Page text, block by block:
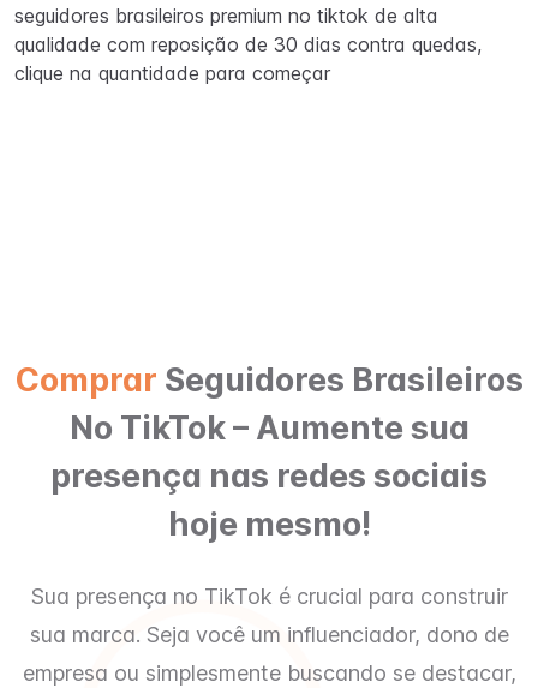
seguidores brasileiros premium no tiktok de alta
qualidade com reposição de 30 dias contra quedas,
clique na quantidade para começar
Comprar Seguidores Brasileiros
No TikTok – Aumente sua
presença nas redes sociais
hoje mesmo!
Sua presença no TikTok é crucial para construir
sua marca. Seja você um influenciador, dono de
empresa ou simplesmente buscando se destacar,